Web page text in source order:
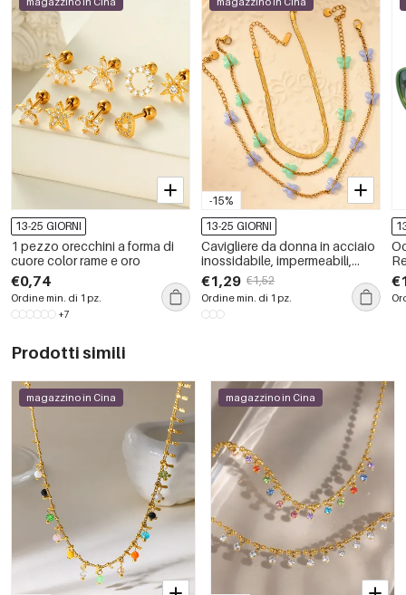
13-25 GIORNI
1 pezzo orecchini a forma di
cuore color rame e oro
€0,74
Ordine min. di 1 pz.
+7
-15%
13-25 GIORNI
Cavigliere da donna in acciaio
inossidabile, impermeabili,
color oro, romantiche e dolci, a
forma di farfalla
€1,29 €1,52
Ordine min. di 1 pz.
Prodotti simili
magazzino in Cina magazzino in Cina